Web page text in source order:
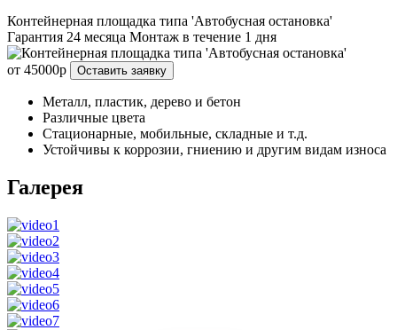
Контейнерная площадка типа 'Автобусная остановка'
Гарантия 24 месяца Монтаж в течение 1 дня
от 45000р Оставить заявку
Металл, пластик, дерево и бетон
Различные цвета
Стационарные, мобильные, складные и т.д.
Устойчивы к коррозии, гниению и другим видам износа
Галерея